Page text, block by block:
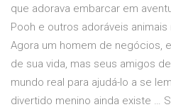
que adorava embarcar em
Pooh e outros adoráveis
Agora um homem de negócios,
de sua vida, mas seus amigos
mundo real para ajudá-lo a se
divertido menino ainda existe …